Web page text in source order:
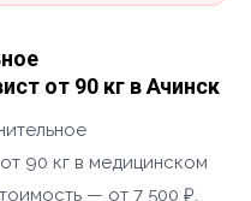
от 90 кг в Ачинск
90 кг в медицинском
— от 7 500 ₽.